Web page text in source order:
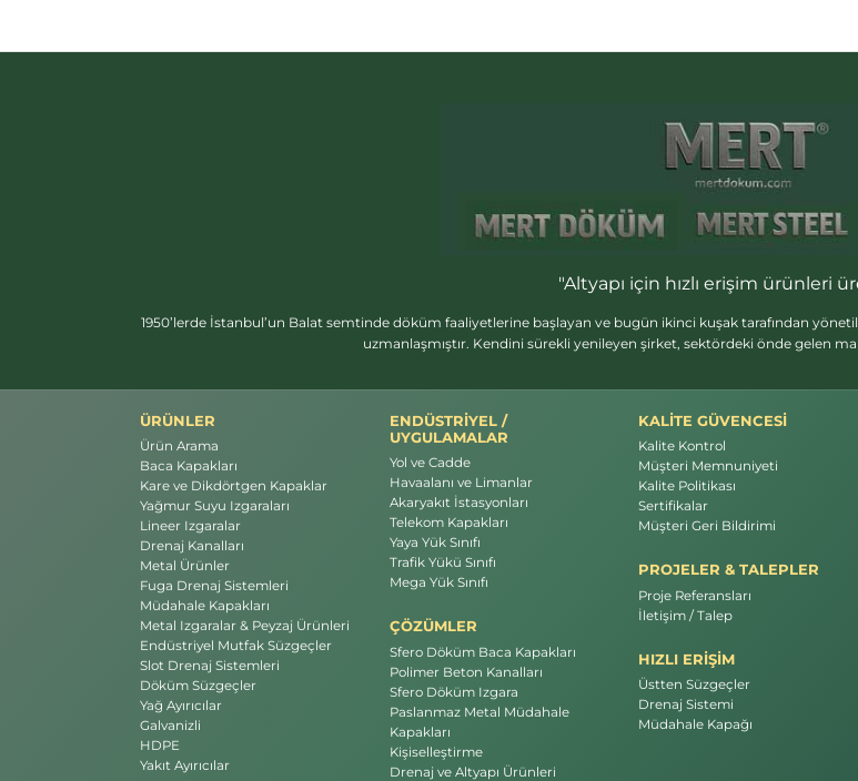
"Altyapı için hızlı erişim ürünleri
1950’lerde İstanbul’un Balat semtinde döküm faaliyetlerine başlayan ve bugün ikinci kuşak tarafından
uzmanlaşmıştır. Kendini sürekli yenileyen şirket, sektördeki önde gelen
ÜRÜNLER
Ürün Arama
Baca Kapakları
Kare ve Dikdörtgen Kapaklar
Yağmur Suyu Izgaraları
Lineer Izgaralar
Drenaj Kanalları
Metal Ürünler
Fuga Drenaj Sistemleri
Müdahale Kapakları
Metal Izgaralar & Peyzaj Ürünleri
Endüstriyel Mutfak Süzgeçler
Slot Drenaj Sistemleri
Döküm Süzgeçler
Yağ Ayırıcılar
Galvanizli
HDPE
Yakıt Ayırıcılar
ENDÜSTRİYEL /
UYGULAMALAR
Yol ve Cadde
Havaalanı ve Limanlar
Akaryakıt İstasyonları
Telekom Kapakları
Yaya Yük Sınıfı
Trafik Yükü Sınıfı
Mega Yük Sınıfı
ÇÖZÜMLER
Sfero Döküm Baca Kapakları
Polimer Beton Kanalları
Sfero Döküm Izgara
Paslanmaz Metal Müdahale
Kapakları
Kişiselleştirme
Drenaj ve Altyapı Ürünleri
KALİTE GÜVENCESİ
Kalite Kontrol
Müşteri Memnuniyeti
Kalite Politikası
Sertifikalar
Müşteri Geri Bildirimi
PROJELER & TALEPLER
Proje Referansları
İletişim / Talep
HIZLI ERİŞİM
Üstten Süzgeçler
Drenaj Sistemi
Müdahale Kapağı